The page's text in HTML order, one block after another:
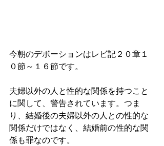
今朝のデボーションはレビ記２０章１
０節～１６節です。
夫婦以外の人と性的な関係を持つこと
に関して、警告されています。つま
り、結婚後の夫婦以外の人との性的な
関係だけではなく、結婚前の性的な関
係も罪なのです。